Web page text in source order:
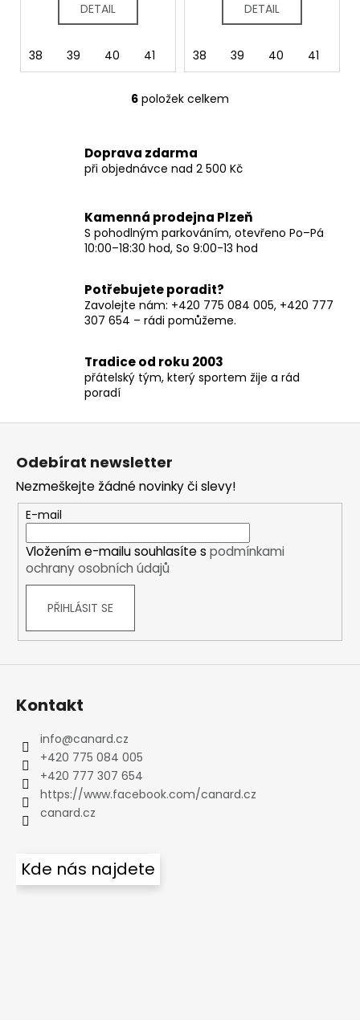
DETAIL
38 39 40 41 42 43 44 45
DETAIL
38 39 40 41
O
á
d
c
í
p
v
k
y
ý
p
u
6 položek celkem
Doprava zdarma
při objednávce nad 2 500 Kč
Kamenná prodejna Plzeň
S pohodlným parkováním, otevřeno Po–Pá
10:00–18:30 hod, So 9:00-13 hod
Potřebujete poradit?
Zavolejte nám: +420 775 084 005, +420 777
307 654 – rádi pomůžeme.
Tradice od roku 2003
přátelský tým, který sportem žije a rád
poradí
Odebírat newsletter
Nezmeškejte žádné novinky či slevy!
E-mail
Vložením e-mailu souhlasíte s podmínkami
ochrany osobních údajů
PŘIHLÁSIT SE
Kontakt
info@canard.cz
+420 775 084 005
+420 777 307 654
https://www.facebook.com/canard.cz
canard.cz
Kde nás najdete